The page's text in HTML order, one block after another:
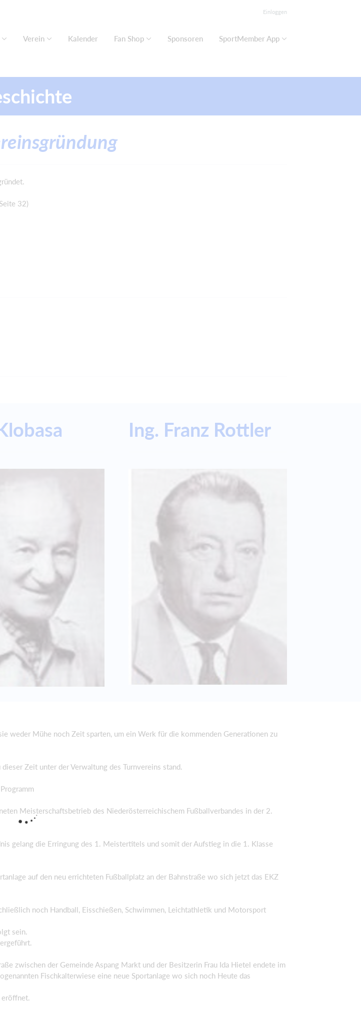
Einloggen
Verein Kalender Fan Shop Sponsoren SportMember App
32)
Ing. Franz Rottler
weder Mühe noch Zeit sparten, um ein Werk für die kommenden Generationen zu
Zeit unter der Verwaltung des Turnvereins stand.
Meisterschaftsbetrieb des Niederösterreichischem Fußballverbandes in der 2.
gelang die Erringung des 1. Meistertitels und somit der Aufstieg in die 1. Klasse
auf den neu errichteten Fußballplatz an der Bahnstraße wo sich jetzt das EKZ
noch Handball, Eisschießen, Schwimmen, Leichtathletik und Motorsport
sein.
zwischen der Gemeinde Aspang Markt und der Besitzerin Frau Ida Hietel endete im
Fischkalterwiese eine neue Sportanlage wo sich noch Heute das